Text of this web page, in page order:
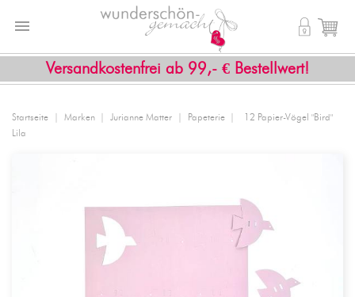
Versandkostenfrei ab 99,- € Bestellwert!
 shopping_cart

Startseite Marken Jurianne Matter Papeterie
12 Papier-Vögel "Bird"
Lila